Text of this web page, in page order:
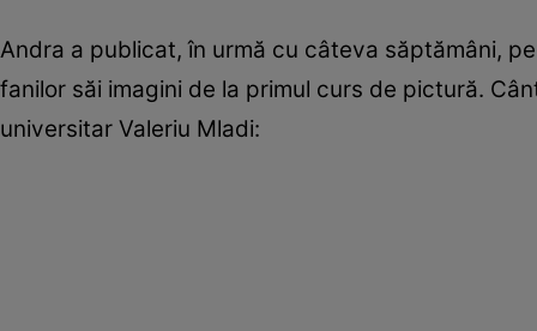
Andra a publicat, în urmă cu câteva săptămâni,
fanilor săi imagini de la primul curs de pictură.
universitar Valeriu Mladi: